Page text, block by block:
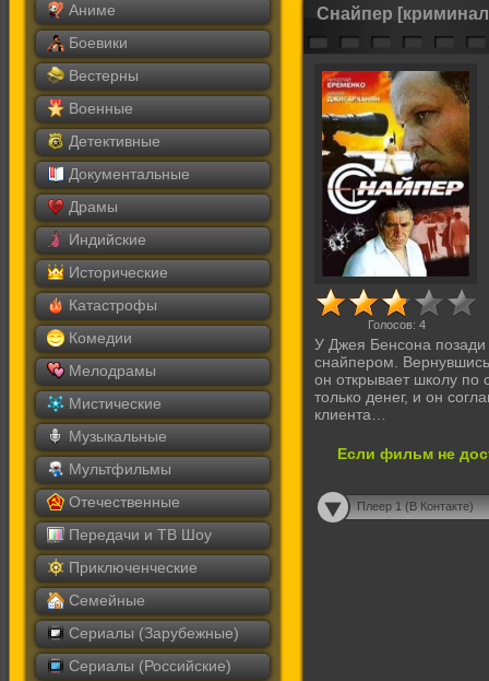
Аниме
Боевики
Вестерны
Военные
Детективные
Документальные
Драмы
Индийские
Исторические
Катастрофы
Комедии
Мелодрамы
Мистические
Музыкальные
Мультфильмы
Отечественные
Передачи и ТВ Шоу
Приключенческие
Семейные
Сериалы (Зарубежные)
Сериалы (Российские)
Снайпер
Голосов: 4
У Джея Бенсона
снайпером.
он открывает школу по
только денег, и он
клиента…
Если фильм не
Плеер 1 (В Контакте)